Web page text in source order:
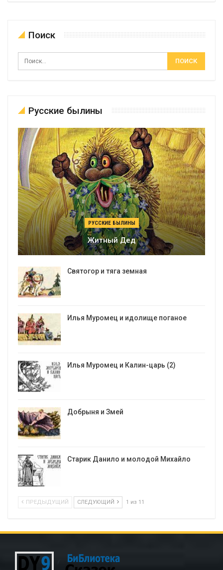
Поиск
Русские былины
РУССКИЕ БЫЛИНЫ
Житный Дед
Святогор и тяга земная
Илья Муромец и идолище поганое
Илья Муромец и Калин-царь (2)
Добрыня и Змей
Старик Данило и молодой Михайло
ПРЕДЫДУЩИЙ СЛЕДУЮЩИЙ 1 из 11